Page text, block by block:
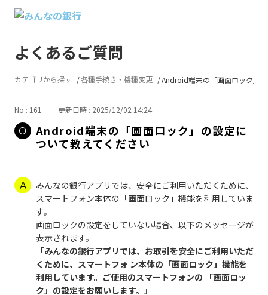
よくあるご質問
カテゴリから探す 各種手続き・機種変更 Android端末の「画面ロック」...
No : 161 更新日時 : 2025/12/02 14:24
Android端末の「画面ロック」の設定に
ついて教えてください
みんなの銀行アプリでは、安全にご利用いただくために、
スマートフォン本体の「画面ロック」機能を利用していま
す。
画面ロックの設定をしていない場合、以下のメッセージが
表示されます。
「みんなの銀行アプリでは、お取引を安全にご利用いただ
くために、スマートフォ ン本体の「画面ロック」機能を
利用しています。ご使用のスマートフォンの 「画面ロッ
ク」の設定をお願いします。」